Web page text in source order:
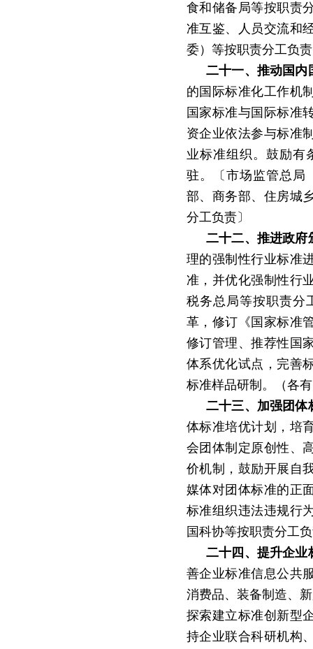
食和储备局等按职责
准互鉴、人员交流和
委）等按职责分工负
二十一、推动国内
的国际标准化工作机
国家标准与国际标准
资企业依法参与标准
业标准组织。鼓励有
驻。〔市场监管总局
部、商务部、住房城
分工负责〕
二十二、推进政府
理的强制性行业标准
准，并优化强制性行
税务总局等按职责分
革，修订《国家标准
修订管理、推荐性国
体系优化试点，完善
标准样品研制。（各
二十三、加强团体
体标准培优计划，培
会团体制定原创性、
价机制，鼓励开展自
媒体对团体标准的正
标准组织违法违规行
国科协等按职责分工
二十四、提升企业
善企业标准信息公共
消费品、装备制造、
探索建立标准创新型
持企业联合科研机构